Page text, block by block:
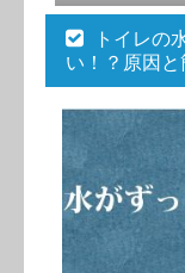
トイレの
い！？原因